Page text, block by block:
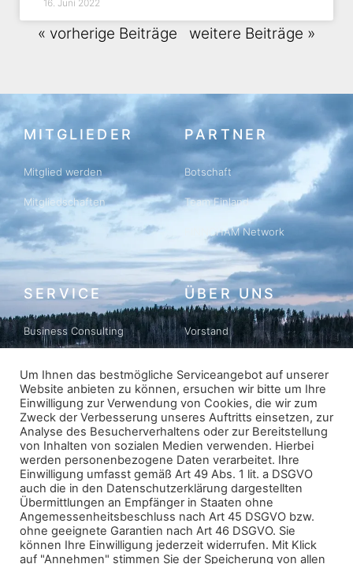
16. Juni 2022
« vorherige Beiträge weitere Beiträge »
MITGLIEDER
Mitglied werden
Mitgliedschaften
PARTNER
Botschaft
Team Finland
FINNCHAM Network
SERVICE
Business Consulting
Newsletter
ÜBER UNS
Vorstand
Datenschutz
Impressum
ABONNIEREN
Um Ihnen das bestmögliche Serviceangebot auf unserer
Website anbieten zu können, ersuchen wir bitte um Ihre
Einwilligung zur Verwendung von Cookies, die wir zum
Zweck der Verbesserung unseres Auftritts einsetzen, zur
Analyse des Besucherverhaltens oder zur Bereitstellung
von Inhalten von sozialen Medien verwenden. Hierbei
werden personenbezogene Daten verarbeitet. Ihre
Einwilligung umfasst gemäß Art 49 Abs. 1 lit. a DSGVO
auch die in den Datenschutzerklärung dargestellten
Übermittlungen an Empfänger in Staaten ohne
Angemessenheitsbeschluss nach Art 45 DSGVO bzw.
ohne geeignete Garantien nach Art 46 DSGVO. Sie
können Ihre Einwilligung jederzeit widerrufen. Mit Klick
auf "Annehmen" stimmen Sie der Speicherung von allen